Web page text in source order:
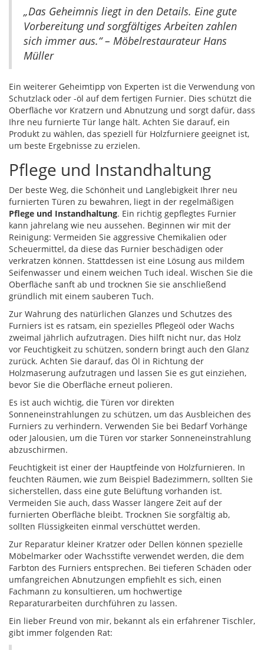
„Das Geheimnis liegt in den Details. Eine gute
Vorbereitung und sorgfältiges Arbeiten zahlen
sich immer aus.“ – Möbelrestaurateur Hans
Müller
Ein weiterer Geheimtipp von Experten ist die Verwendung von
Schutzlack oder -öl auf dem fertigen Furnier. Dies schützt die
Oberfläche vor Kratzern und Abnutzung und sorgt dafür, dass
Ihre neu furnierte Tür lange hält. Achten Sie darauf, ein
Produkt zu wählen, das speziell für Holzfurniere geeignet ist,
um beste Ergebnisse zu erzielen.
Pflege und Instandhaltung
Der beste Weg, die Schönheit und Langlebigkeit Ihrer neu
furnierten Türen zu bewahren, liegt in der regelmäßigen
Pflege und Instandhaltung. Ein richtig gepflegtes Furnier
kann jahrelang wie neu aussehen. Beginnen wir mit der
Reinigung: Vermeiden Sie aggressive Chemikalien oder
Scheuermittel, da diese das Furnier beschädigen oder
verkratzen können. Stattdessen ist eine Lösung aus mildem
Seifenwasser und einem weichen Tuch ideal. Wischen Sie die
Oberfläche sanft ab und trocknen Sie sie anschließend
gründlich mit einem sauberen Tuch.
Zur Wahrung des natürlichen Glanzes und Schutzes des
Furniers ist es ratsam, ein spezielles Pflegeöl oder Wachs
zweimal jährlich aufzutragen. Dies hilft nicht nur, das Holz
vor Feuchtigkeit zu schützen, sondern bringt auch den Glanz
zurück. Achten Sie darauf, das Öl in Richtung der
Holzmaserung aufzutragen und lassen Sie es gut einziehen,
bevor Sie die Oberfläche erneut polieren.
Es ist auch wichtig, die Türen vor direkten
Sonneneinstrahlungen zu schützen, um das Ausbleichen des
Furniers zu verhindern. Verwenden Sie bei Bedarf Vorhänge
oder Jalousien, um die Türen vor starker Sonneneinstrahlung
abzuschirmen.
Feuchtigkeit ist einer der Hauptfeinde von Holzfurnieren. In
feuchten Räumen, wie zum Beispiel Badezimmern, sollten Sie
sicherstellen, dass eine gute Belüftung vorhanden ist.
Vermeiden Sie auch, dass Wasser längere Zeit auf der
furnierten Oberfläche bleibt. Trocknen Sie sorgfältig ab,
sollten Flüssigkeiten einmal verschüttet werden.
Zur Reparatur kleiner Kratzer oder Dellen können spezielle
Möbelmarker oder Wachsstifte verwendet werden, die dem
Farbton des Furniers entsprechen. Bei tieferen Schäden oder
umfangreichen Abnutzungen empfiehlt es sich, einen
Fachmann zu konsultieren, um hochwertige
Reparaturarbeiten durchführen zu lassen.
Ein lieber Freund von mir, bekannt als ein erfahrener Tischler,
gibt immer folgenden Rat: